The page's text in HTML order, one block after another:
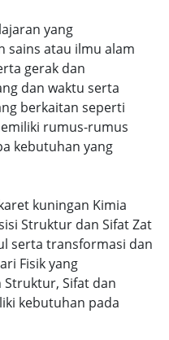
yang
sains atau ilmu alam
gerak dan
dan waktu serta
berkaitan seperti
rumus-rumus
kebutuhan yang
kuningan Kimia
Struktur dan Sifat Zat
serta transformasi dan
Fisik yang
Sifat dan
kebutuhan pada